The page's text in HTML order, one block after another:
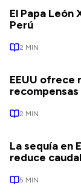
El Papa León
Perú
2 MIN
EEUU ofrece
2 MIN
La sequía en
reduce
5 MIN